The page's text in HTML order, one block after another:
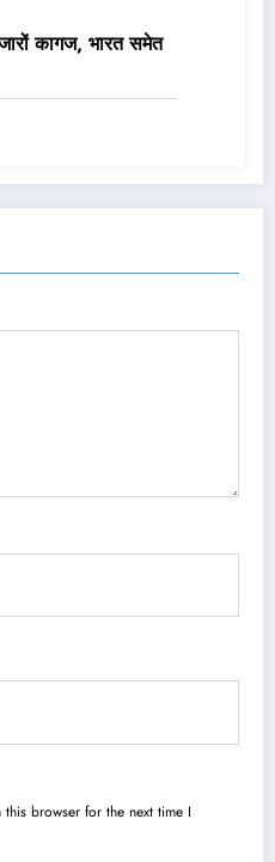
कागज, भारत समेत
browser for the next time I